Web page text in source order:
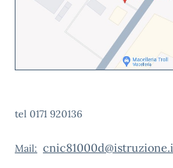
tel 0171 920136
Mail: